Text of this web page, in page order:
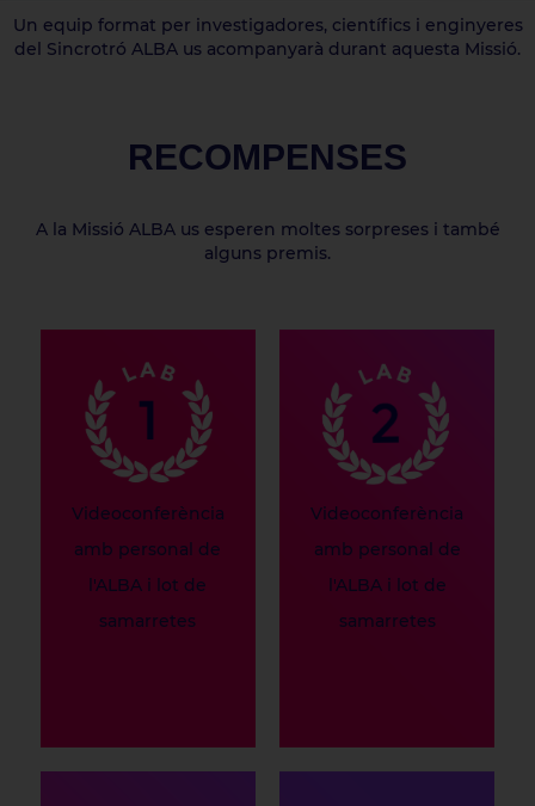
Un equip format per investigadores, científics i enginyeres
del Sincrotró ALBA us acompanyarà durant aquesta Missió.
RECOMPENSES
A la Missió ALBA us esperen moltes sorpreses i també
alguns premis.
Videoconferència
amb personal de
l'ALBA i lot de
samarretes
Videoconferència
amb personal de
l'ALBA i lot de
samarretes